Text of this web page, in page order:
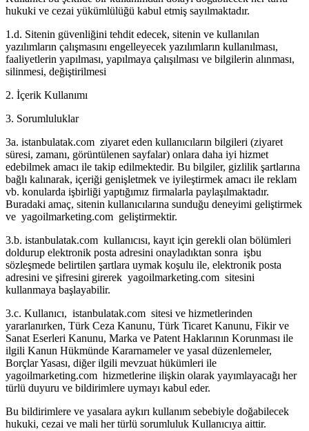
hukuki ve cezai yükümlülüğü kabul etmiş sayılmaktadır.
1.d. Sitenin güvenliğini tehdit edecek, sitenin ve kullanılan
yazılımların çalışmasını engelleyecek yazılımların kullanılması,
faaliyetlerin yapılması, yapılmaya çalışılması ve bilgilerin alınması,
silinmesi, değiştirilmesi
2. İçerik Kullanımı
3. Sorumluluklar
3a. istanbulatak.com ziyaret eden kullanıcıların bilgileri (ziyaret
süresi, zamanı, görüntülenen sayfalar) onlara daha iyi hizmet
edebilmek amacı ile takip edilmektedir. Bu bilgiler, gizlilik şartlarına
bağlı kalınarak, içeriği genişletmek ve iyileştirmek amacı ile reklam
vb. konularda işbirliği yaptığımız firmalarla paylaşılmaktadır.
Buradaki amaç, sitenin kullanıcılarına sunduğu deneyimi geliştirmek
ve yagoilmarketing.com geliştirmektir.
3.b. istanbulatak.com kullanıcısı, kayıt için gerekli olan bölümleri
doldurup elektronik posta adresini onayladıktan sonra işbu
sözleşmede belirtilen şartlara uymak koşulu ile, elektronik posta
adresini ve şifresini girerek yagoilmarketing.com sitesini
kullanmaya başlayabilir.
3.c. Kullanıcı, istanbulatak.com sitesi ve hizmetlerinden
yararlanırken, Türk Ceza Kanunu, Türk Ticaret Kanunu, Fikir ve
Sanat Eserleri Kanunu, Marka ve Patent Haklarının Korunması ile
ilgili Kanun Hükmünde Kararnameler ve yasal düzenlemeler,
Borçlar Yasası, diğer ilgili mevzuat hükümleri ile
yagoilmarketing.com hizmetlerine ilişkin olarak yayımlayacağı her
türlü duyuru ve bildirimlere uymayı kabul eder.
Bu bildirimlere ve yasalara aykırı kullanım sebebiyle doğabilecek
hukuki, cezai ve mali her türlü sorumluluk Kullanıcıya aittir.